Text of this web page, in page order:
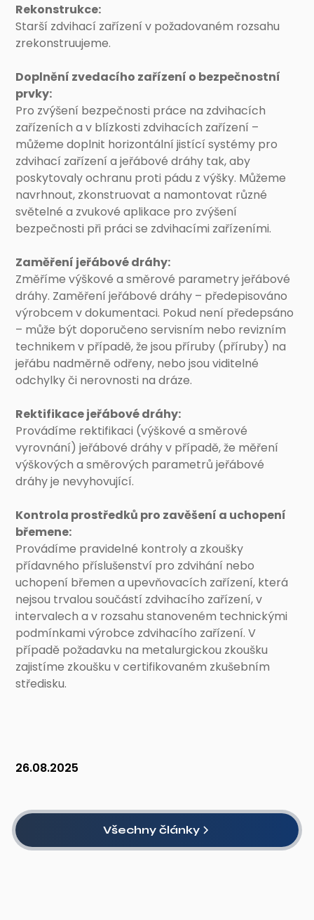
Rekonstrukce:
Starší zdvihací zařízení v požadovaném rozsahu
zrekonstruujeme.
Doplnění zvedacího zařízení o bezpečnostní
prvky:
Pro zvýšení bezpečnosti práce na zdvihacích
zařízeních a v blízkosti zdvihacích zařízení –
můžeme doplnit horizontální jistící systémy pro
zdvihací zařízení a jeřábové dráhy tak, aby
poskytovaly ochranu proti pádu z výšky. Můžeme
navrhnout, zkonstruovat a namontovat různé
světelné a zvukové aplikace pro zvýšení
bezpečnosti při práci se zdvihacími zařízeními.
Zaměření jeřábové dráhy:
Změříme výškové a směrové parametry jeřábové
dráhy. Zaměření jeřábové dráhy – předepisováno
výrobcem v dokumentaci. Pokud není předepsáno
– může být doporučeno servisním nebo revizním
technikem v případě, že jsou příruby (příruby) na
jeřábu nadměrně odřeny, nebo jsou viditelné
odchylky či nerovnosti na dráze.
Rektifikace jeřábové dráhy:
Provádíme rektifikaci (výškové a směrové
vyrovnání) jeřábové dráhy v případě, že měření
výškových a směrových parametrů jeřábové
dráhy je nevyhovující.
Kontrola prostředků pro zavěšení a uchopení
břemene:
Provádíme pravidelné kontroly a zkoušky
přídavného příslušenství pro zdvihání nebo
uchopení břemen a upevňovacích zařízení, která
nejsou trvalou součástí zdvihacího zařízení, v
intervalech a v rozsahu stanoveném technickými
podmínkami výrobce zdvihacího zařízení. V
případě požadavku na metalurgickou zkoušku
zajistíme zkoušku v certifikovaném zkušebním
středisku.
26.08.2025
Všechny články